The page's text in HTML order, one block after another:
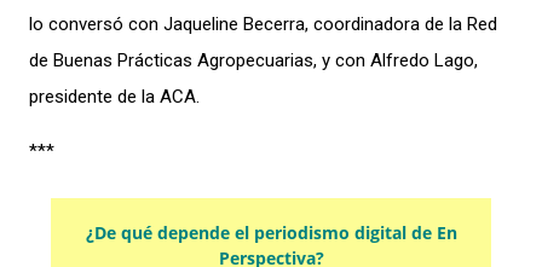
lo conversó con Jaqueline Becerra, coordinadora de la Red
de Buenas Prácticas Agropecuarias, y con Alfredo Lago,
presidente de la ACA.
***
¿De qué depende el periodismo digital de En
Perspectiva?